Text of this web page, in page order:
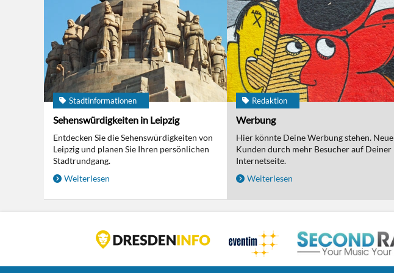
Stadtinformationen
Sehenswürdigkeiten in Leipzig
Entdecken Sie die Sehenswürdigkeiten von
Leipzig und planen Sie Ihren persönlichen
Stadtrundgang.
Weiterlesen
Redaktion
Werbung
Hier könnte Deine Werbung stehen. Neue
Kunden durch mehr Besucher auf Deiner
Internetseite.
Weiterlesen